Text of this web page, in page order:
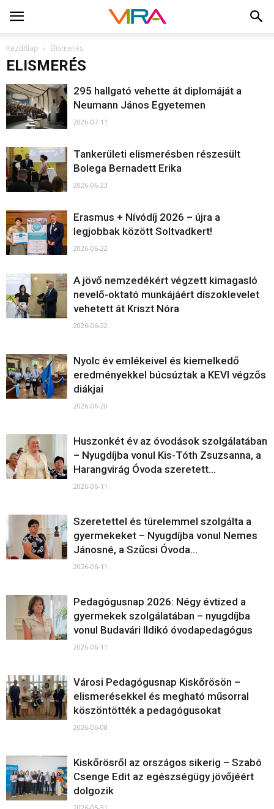
Kezdőlap Elismerés
ELISMERÉS
295 hallgató vehette át diplomáját a
Neumann János Egyetemen
2026-07-11
Tankerületi elismerésben részesült
Bolega Bernadett Erika
2026-06-23
Erasmus + Nívódíj 2026 – újra a
legjobbak között Soltvadkert!
2026-06-22
A jövő nemzedékért végzett kimagasló
nevelő-oktató munkájáért díszoklevelet
vehetett át Kriszt Nóra
2026-06-22
Nyolc év emlékeivel és kiemelkedő
eredményekkel búcsúztak a KEVI végzős
diákjai
2026-06-20
Huszonkét év az óvodások szolgálatában
– Nyugdíjba vonul Kis-Tóth Zsuzsanna, a
Harangvirág Óvoda szeretett...
2026-06-11
Szeretettel és türelemmel szolgálta a
gyermekeket – Nyugdíjba vonul Nemes
Jánosné, a Szűcsi Óvoda...
2026-06-11
Pedagógusnap 2026: Négy évtized a
gyermekek szolgálatában – nyugdíjba
vonul Budavári Ildikó óvodapedagógus
2026-06-11
Városi Pedagógusnap Kiskőrösön –
elismerésekkel és megható műsorral
köszöntötték a pedagógusokat
2026-06-08
Kiskőrösről az országos sikerig – Szabó
Csenge Edit az egészségügy jövőjéért
dolgozik